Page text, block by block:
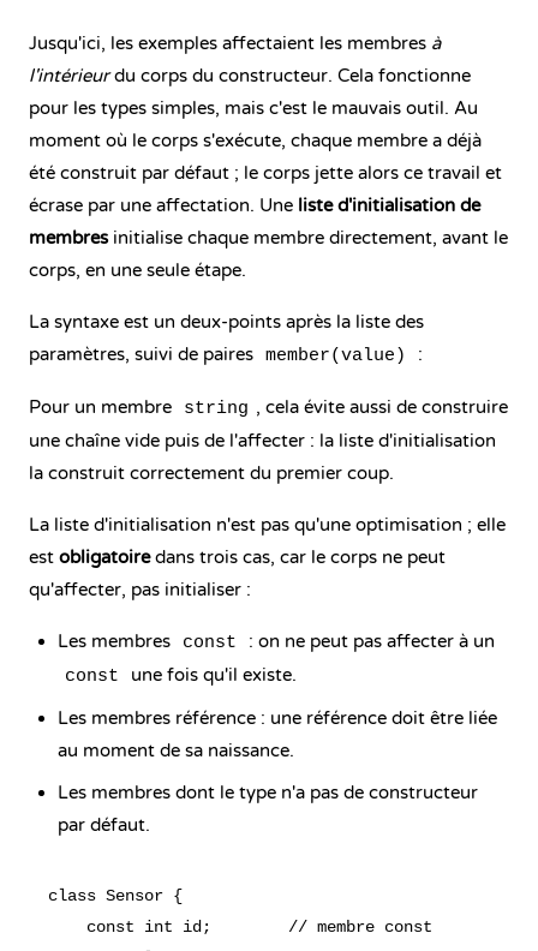
Jusqu'ici, les exemples affectaient les membres à
l'intérieurdu corps du constructeur. Cela fonctionne
pour les types simples, mais c'est le mauvais outil. Au
moment où le corps s'exécute, chaque membre a déjà
été construit par défaut ; le corps jette alors ce travail et
écrase par une affectation. Une liste d'initialisation de
membresinitialise chaque membre directement, avant le
corps, en une seule étape.
La syntaxe est un deux-points après la liste des
paramètres, suivi de paires member(value) :
Pour un membre string , cela évite aussi de construire
une chaîne vide puis de l'affecter : la liste d'initialisation
la construit correctement du premier coup.
La liste d'initialisation n'est pas qu'une optimisation ; elle
est obligatoiredans trois cas, car le corps ne peut
qu'affecter, pas initialiser :
Les membres const : on ne peut pas affecter à un
const
une fois qu'il existe.
Les membres référence : une référence doit être liée
au moment de sa naissance.
Les membres dont le type n'a pas de constructeur
par défaut.
class Sensor {
    const int id;        // membre const